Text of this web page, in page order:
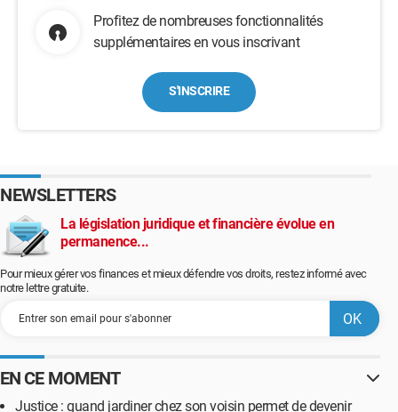
Profitez de nombreuses fonctionnalités
supplémentaires en vous inscrivant
S'INSCRIRE
NEWSLETTERS
La législation juridique et financière évolue en
permanence...
Pour mieux gérer vos finances et mieux défendre vos droits, restez informé avec
notre lettre gratuite.
EN CE MOMENT
Justice : quand jardiner chez son voisin permet de devenir